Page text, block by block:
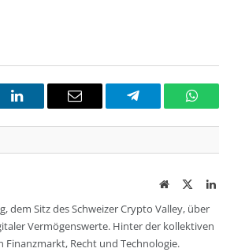
LinkedIn Email Telegram
WebsiteTwitter
dem Sitz des Schweizer Crypto Valley, über
Vermögenswerte. Hinter der kollektiven
Recht und Technologie.